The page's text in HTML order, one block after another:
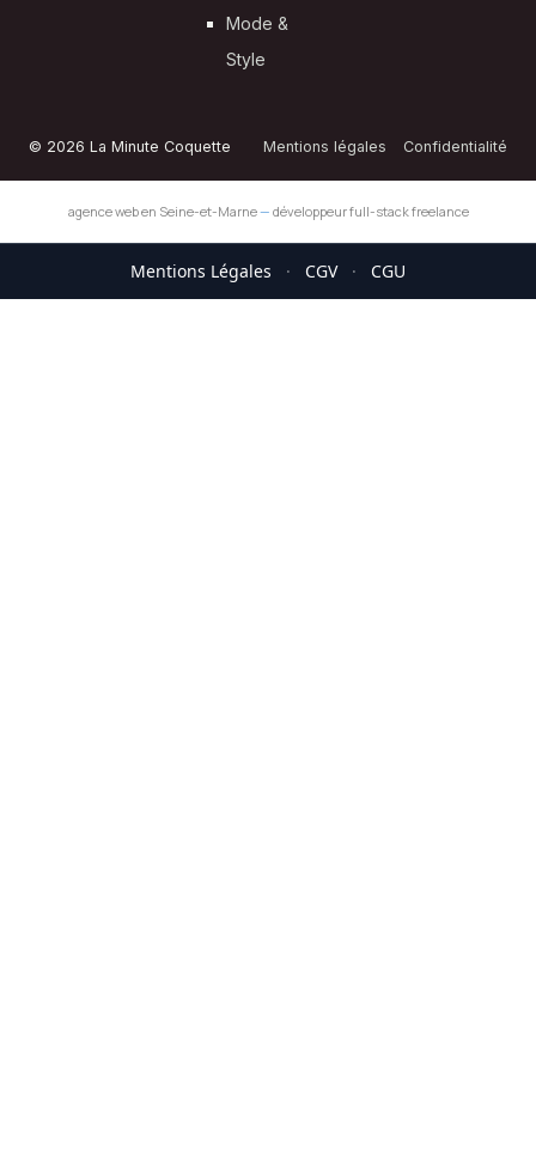
Mode &
Style
© 2026 La Minute Coquette Mentions légales Confidentialité
agence web en Seine-et-Marne— développeur full-stack freelance
Mentions Légales · CGV · CGU